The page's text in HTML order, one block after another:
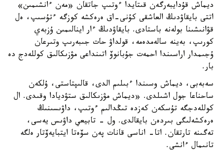
ديماش قۇدايبەرگەن قىتايدا ءوتىپ جاتقان «مەن ءانشىمىن»
اتتى بايقاۋدىڭ العاشقى كۇنى-اق ەرەكشە كوزگە ءتۇسىپ، ەل
قۋانىشىنا بولەنە باستادى. بايقاۋدىڭ ءار اينالىمىن ۇزبەي
كورىپ، بەينە سالەمدەمە، قولداۋ حات جىبەرىپ وتىرعان
ۇجىمدار اراسىندا احمەت جۇبانوۆ اتىنداعى مۋزىكالىق كوللەدج دە
بار.
سەبەبى، ديماش وسىندا ءبىلىم الدى، قالىپتاستى، ۇلكەن
ساحناعا جول اشىلدى. «ديماش مۋزىكالىق ستۋديادا وقىدى. ال
كوللەدجگە تۇسكەن كەزدە تىڭدالىم ءوتىپ، داۋىسىنىڭ
ەرەكشەلىگى بىردەن بايقالدى. ول - تابيعي داۋىس يەسى،
تەگىنە تارتقان. اتا- اناسى قانات پەن سۆەتا ايتبايەۆتار ەلگە
تانىمال ءانشى.